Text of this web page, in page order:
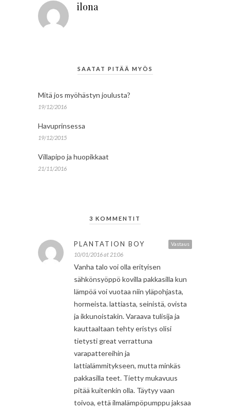
ilona
SAATAT PITÄÄ MYÖS
Mitä jos myöhästyn joulusta?
19/12/2016
Havuprinsessa
19/12/2015
Villapipo ja huopikkaat
21/11/2016
3 KOMMENTIT
Vastaus
PLANTATION BOY
10/01/2016 at 21:06
Vanha talo voi olla erityisen
sähkönsyöppö kovilla pakkasilla kun
lämpöä voi vuotaa niin yläpohjasta,
hormeista. lattiasta, seinistä, ovista
ja ikkunoistakin. Varaava tulisija ja
kauttaaltaan tehty eristys olisi
tietysti great verrattuna
varapattereihin ja
lattialämmitykseen, mutta minkäs
pakkasilla teet. Tietty mukavuus
pitää kuitenkin olla. Täytyy vaan
toivoa, että ilmalämpöpumppu jaksaa